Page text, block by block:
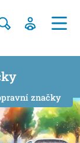
značky